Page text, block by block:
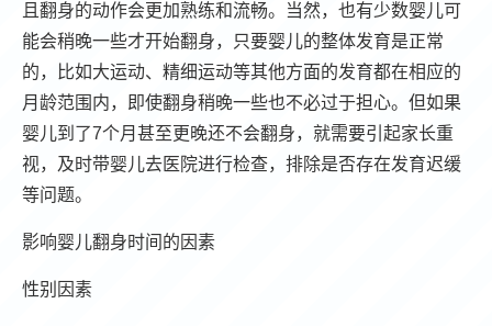
且翻身的动作会更加熟练和流畅。当然，也有少数婴儿可
能会稍晚一些才开始翻身，只要婴儿的整体发育是正常
的，比如大运动、精细运动等其他方面的发育都在相应的
月龄范围内，即使翻身稍晚一些也不必过于担心。但如果
婴儿到了7个月甚至更晚还不会翻身，就需要引起家长重
视，及时带婴儿去医院进行检查，排除是否存在发育迟缓
等问题。
影响婴儿翻身时间的因素
性别因素